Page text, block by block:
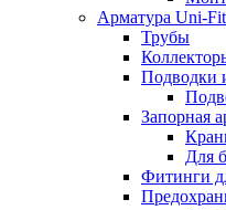
Арматура Uni-
Трубы
Подводки
Запорная
Для
Фитинги